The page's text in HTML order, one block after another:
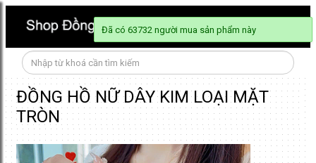
ĐỒNG HỒ NỮ DÂY KIM LOẠI MẶT
TRÒN
Đã có 63732 người mua sản phẩm này